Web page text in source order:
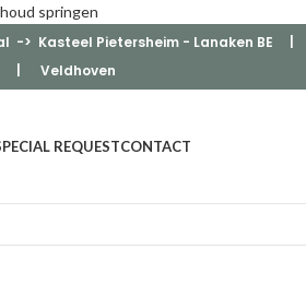
springen
-> Kasteel Pietersheim - Lanaken BE |
| Veldhoven
REQUESTCONTACT